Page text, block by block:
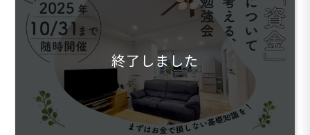
終了しました